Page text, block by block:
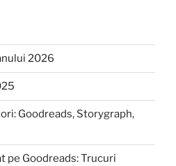
2026
Goodreads, Storygraph,
pe Goodreads: Trucuri